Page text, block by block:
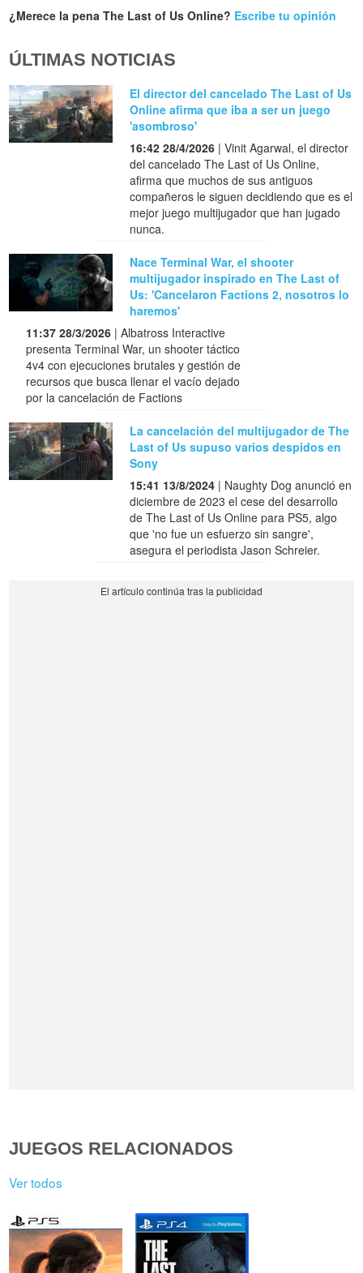
¿Merece la pena The Last of Us Online? Escribe tu opinión
ÚLTIMAS NOTICIAS
El director del cancelado The Last of Us
Online afirma que iba a ser un juego
'asombroso'
16:42 28/4/2026 | Vinit Agarwal, el director
del cancelado The Last of Us Online,
afirma que muchos de sus antiguos
compañeros le siguen decidiendo que es el
mejor juego multijugador que han jugado
nunca.
Nace Terminal War, el shooter
multijugador inspirado en The Last of
Us: 'Cancelaron Factions 2, nosotros lo
haremos'
11:37 28/3/2026 | Albatross Interactive
presenta Terminal War, un shooter táctico
4v4 con ejecuciones brutales y gestión de
recursos que busca llenar el vacío dejado
por la cancelación de Factions
La cancelación del multijugador de The
Last of Us supuso varios despidos en
Sony
15:41 13/8/2024 | Naughty Dog anunció en
diciembre de 2023 el cese del desarrollo
de The Last of Us Online para PS5, algo
que 'no fue un esfuerzo sin sangre',
asegura el periodista Jason Schreier.
JUEGOS RELACIONADOS
Ver todos